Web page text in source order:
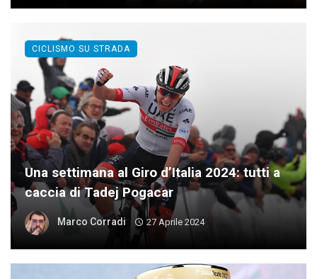
Una settimana al Giro d’Italia 2024: tutti a
caccia di Tadej Pogacar
Marco Corradi 27 Aprile 2024
CICLISMO SU STRADA